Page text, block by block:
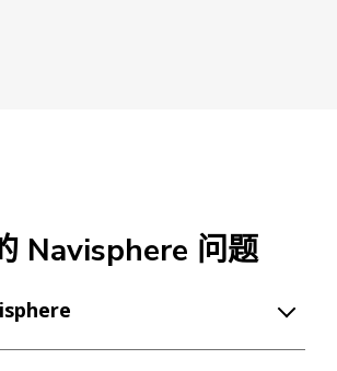
Navisphere 问题